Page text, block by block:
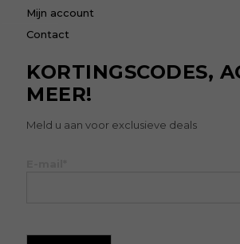
Mijn account
Contact
KORTINGSCODES,
MEER!
Meld u aan voor exclusieve deals